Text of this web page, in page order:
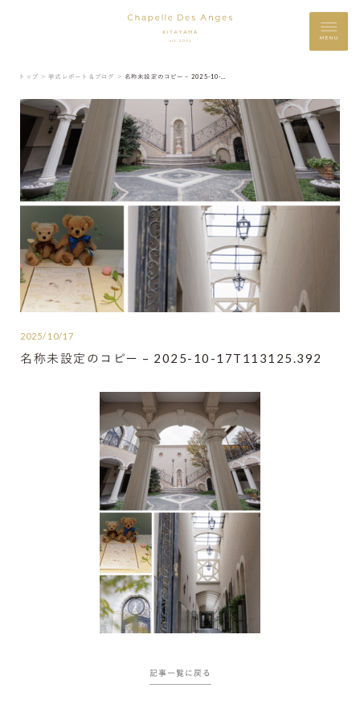
MENU
トップ ＞ 挙式レポート＆ブログ ＞
2025/10/17
名称未設定のコピー – 2025-10-17T113125.392
記事一覧に戻る